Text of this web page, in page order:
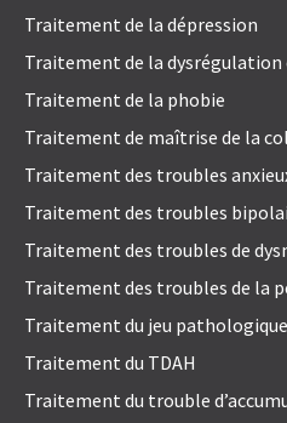
Traitement de la dépression
Traitement de la
Traitement de la phobie
Traitement de maîtrise de la
Traitement des troubles
Traitement des troubles
Traitement des troubles de
Traitement des troubles de la
Traitement du jeu pathologique
Traitement du TDAH
Traitement du trouble